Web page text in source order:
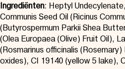
Ingrediënten: Heptyl
Communis Seed Oil (Ricinus
(Butyrospermum ParkiiShea
(Olea Europaea (Olive) Fruit Oil),
(Rosmarinus officinalis
oxides), CI 19140 (yellow 5 lake),